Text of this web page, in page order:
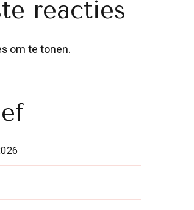
reacties
om te tonen.